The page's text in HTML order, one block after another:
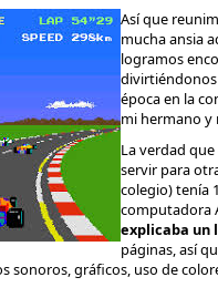
Así que
mucha ansia
logramos
divirtiéndonos
época en la
mi hermano y
La verdad
servir para
colegio) tenía
computadora
explicaba un
páginas, así
sonoros, gráficos, uso de